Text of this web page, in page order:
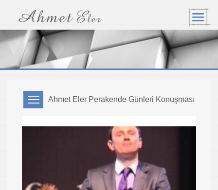
Ahmet Eler Perakende Günleri Konuşması